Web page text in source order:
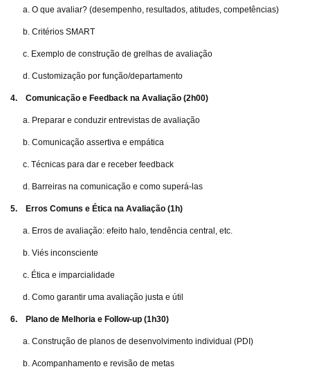
a. O que avaliar? (desempenho, resultados, atitudes, competências)
b. Critérios SMART
c. Exemplo de construção de grelhas de avaliação
d. Customização por função/departamento
4. Comunicação e Feedback na Avaliação (2h00)
a. Preparar e conduzir entrevistas de avaliação
b. Comunicação assertiva e empática
c. Técnicas para dar e receber feedback
d. Barreiras na comunicação e como superá-las
5. Erros Comuns e Ética na Avaliação (1h)
a. Erros de avaliação: efeito halo, tendência central, etc.
b. Viés inconsciente
c. Ética e imparcialidade
d. Como garantir uma avaliação justa e útil
6. Plano de Melhoria e Follow-up (1h30)
a. Construção de planos de desenvolvimento individual (PDI)
b. Acompanhamento e revisão de metas